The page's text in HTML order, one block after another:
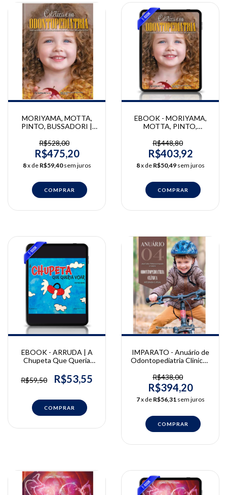
MORIYAMA, MOTTA,
PINTO, BUSSADORI |
Odontopediatria |
Caroline Moraes
Moriyama, Lara Jansiski
Motta, Marcelo Mendes
Bussadori
R$528,00
R$475,20
8x de R$59,40 sem juros
EBOOK - MORIYAMA,
MOTTA, PINTO,
em Odontopediatria |
Caroline Moraes
Moriyama, Lara Jansiski
Motta, Marcelo Mendes
Bussadori
R$448,80
R$403,92
8x de R$50,49 sem juros
EBOOK - ARRUDA | A
Chupeta Que Queria
R$59,50
R$53,55
IMPARATO - Anuário de
Odontopediatria Clinica -
R$438,00
R$394,20
7x de R$56,31 sem juros